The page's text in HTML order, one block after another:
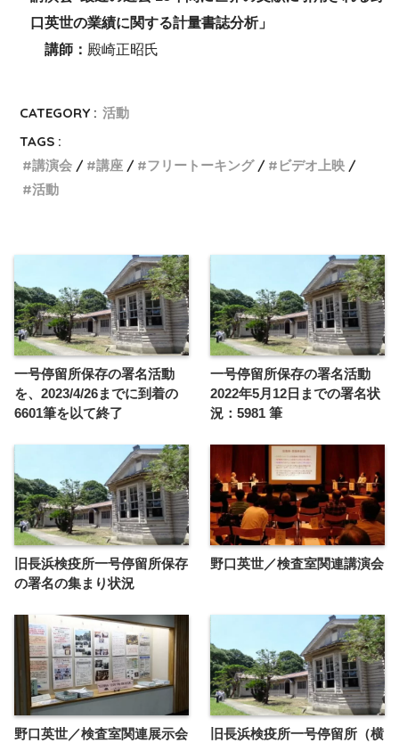
口英世の業績に関する計量書誌分析」
講師： 殿崎正昭氏
CATEGORY : 活動
TAGS :
講演会
講座 フリートーキング
ビデオ上映
活動
一号停留所保存の署名活動
を、2023/4/26までに到着の
6601筆を以て終了
一号停留所保存の署名活動
2022年5月12日までの署名状
況：5981 筆
旧長浜検疫所一号停留所保存
の署名の集まり状況
野口英世／検査室関連講演会
野口英世／検査室関連展示会
旧長浜検疫所一号停留所（横